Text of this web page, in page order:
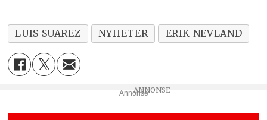
LUIS SUAREZ NYHETER ERIK NEVLAND
Annonse